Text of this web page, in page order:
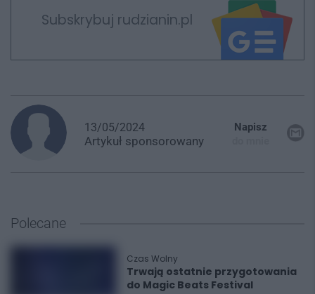
Subskrybuj rudzianin.pl
13/05/2024
Artykuł sponsorowany
Napisz
Polecane
Czas Wolny
Trwają ostatnie przygotowania
do Magic Beats Festival